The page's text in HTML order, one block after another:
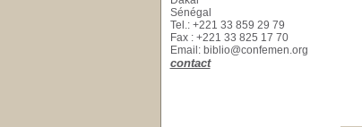
Sénégal
Tel.: +221 33 859 29 79
Fax : +221 33 825 17 70
Email: biblio@confemen.org
contact